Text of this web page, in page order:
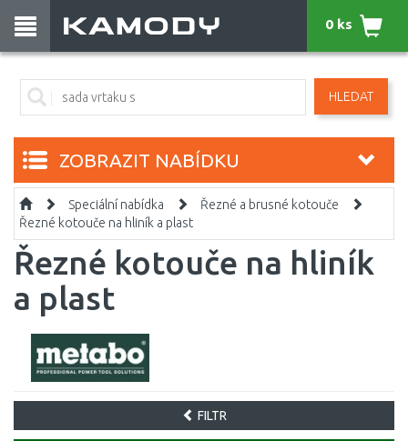
HLEDAT
0 ks
ZOBRAZIT NABÍDKU
Speciální nabídka
Řezné a brusné kotouče
Řezné kotouče na hliník a plast
Řezné kotouče na hliník
a plast
FILTR